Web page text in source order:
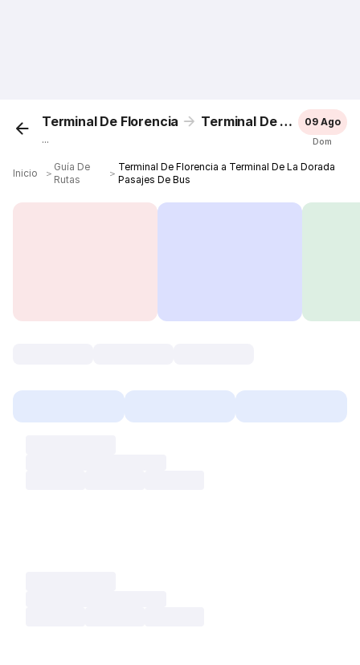
Terminal De Florencia Terminal De La Dorada
...
09 Ago
Dom
Inicio ＞
Guía De
Rutas
＞
Terminal De Florencia a Terminal De La Dorada
Pasajes De Bus